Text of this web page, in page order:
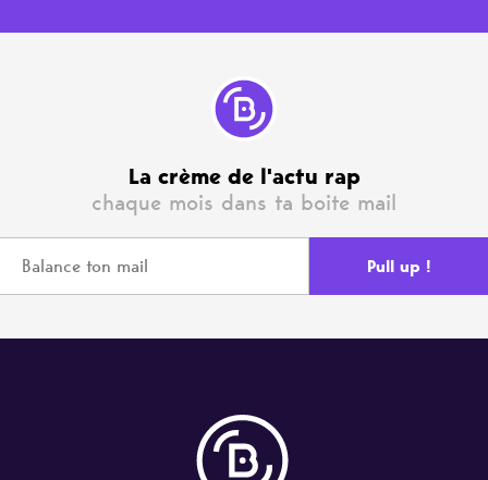
La crème de l'actu rap
chaque mois dans ta boite mail